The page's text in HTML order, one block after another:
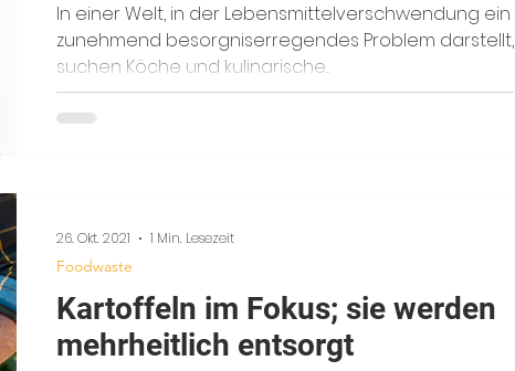
In einer Welt, in der Lebensmittelverschwendung ein
zunehmend besorgniserregendes Problem darstellt,
suchen Köche und kulinarische...
Kartoffeln im Fokus; sie werden
mehrheitlich entsorgt
Foodwaste
26. Okt. 2021 1 Min. Lesezeit